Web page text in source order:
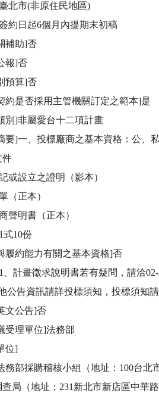
北市(非原住民地區)
約日起6個月內提期末初稿
補助]否
報]否
預算]否
約是否採用主管機關訂定之範本]是
別]非屬愛台十二項計畫
要]一、投標廠商之基本資格：公、
件
或設立之證明（影本）
（正本）
聲明書（正本）
式10份
履約能力有關之基本資格]否
計畫徵求說明書若有疑問，請洽02-
公告資訊請詳投標須知，投標須知
文公告]否
受理單位]法務部
位]
務部採購稽核小組（地址：100台北
查局（地址：231新北市新店區中華